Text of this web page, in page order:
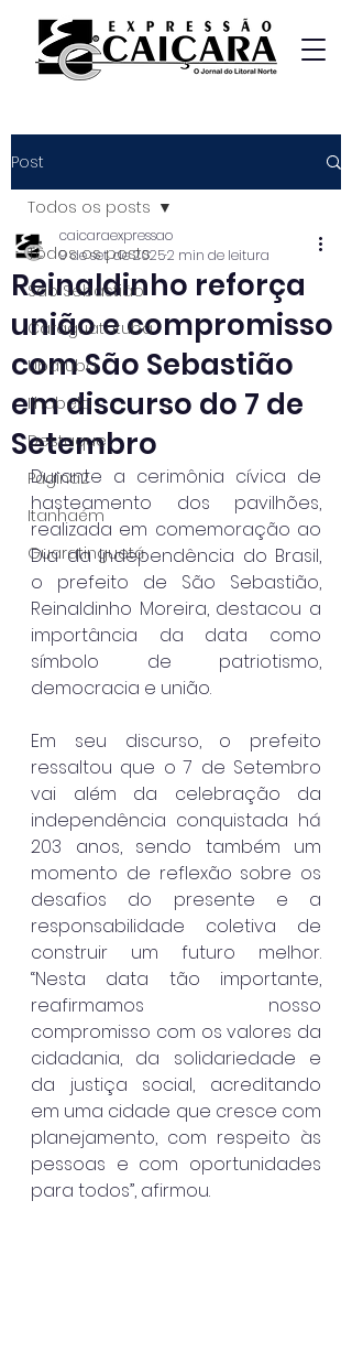
Post
Todos os posts
São Sebastião
Caraguatatuba
Ubatuba
Ilhabela
Destaque
Página2
Itanhaém
Guaratinguetá
Todos os posts
Reinaldinho reforça
união e compromisso
com São Sebastião
em discurso do 7 de
Setembro
caicaraexpressao
9 de set. de 20252 min de leitura
Durante a cerimônia cívica de
hasteamento dos pavilhões,
realizada em comemoração ao
Dia da Independência do Brasil,
o prefeito de São Sebastião,
Reinaldinho Moreira, destacou a
importância da data como
símbolo de patriotismo,
democracia e união.
Em seu discurso, o prefeito
ressaltou que o 7 de Setembro
vai além da celebração da
independência conquistada há
203 anos, sendo também um
momento de reflexão sobre os
desafios do presente e a
responsabilidade coletiva de
construir um futuro melhor.
“Nesta data tão importante,
reafirmamos nosso
compromisso com os valores da
cidadania, da solidariedade e
da justiça social, acreditando
em uma cidade que cresce com
planejamento, com respeito às
pessoas e com oportunidades
para todos”, afirmou.